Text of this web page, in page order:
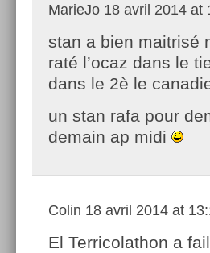
MarieJo 18 avril 2014 at
stan a bien maitrisé
raté l’ocaz dans le
dans le 2è le
un stan rafa pour
demain ap midi
Colin 18 avril 2014 at
El Terricolathon a